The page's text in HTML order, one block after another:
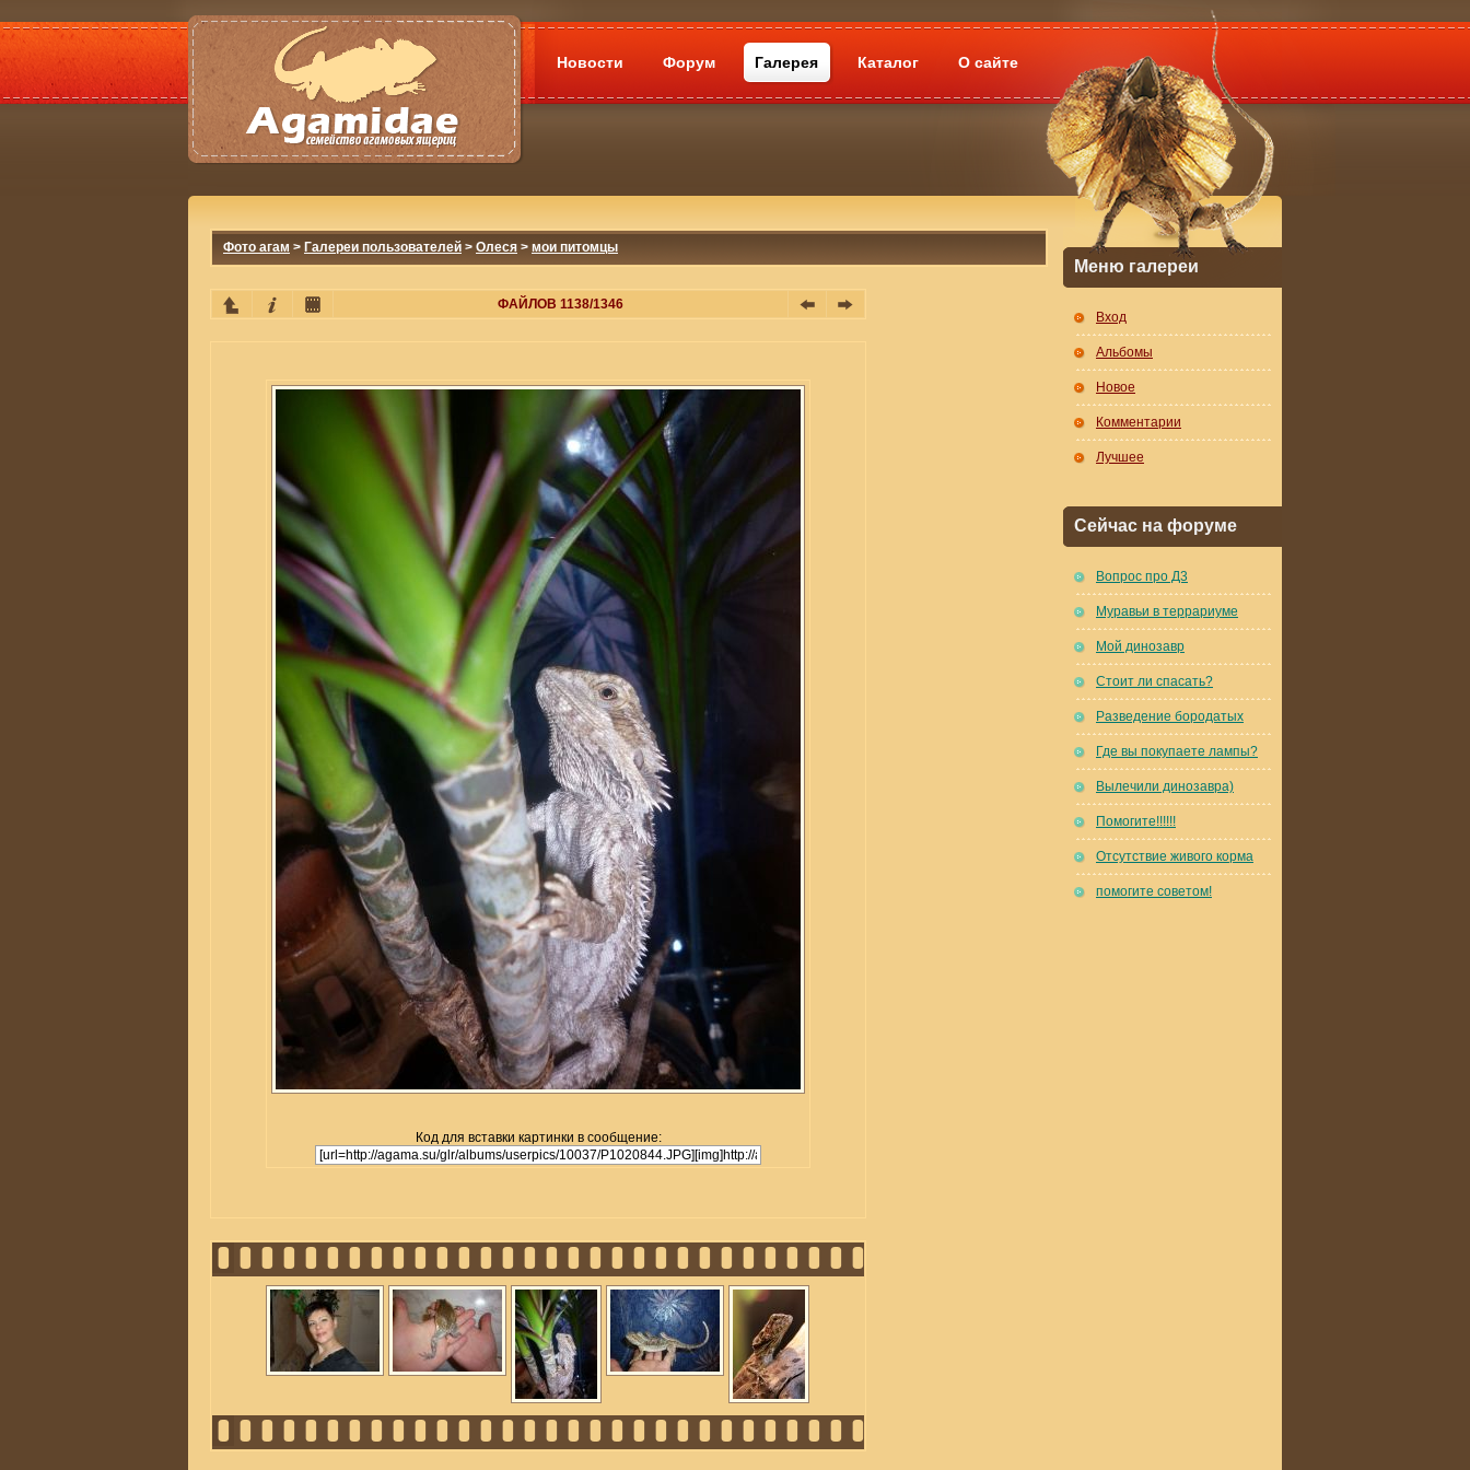
Новости Форум Галерея Каталог О сайте
Фото агам > Галереи пользователей > Олеся > мои питомцы
ФАЙЛОВ 1138/1346
Код для вставки картинки в сообщение:
Меню галереи
Вход
Альбомы
Новое
Комментарии
Лучшее
Сейчас на форуме
Вопрос про Д3
Муравьи в террариуме
Мой динозавр
Стоит ли спасать?
Разведение бородатых
Где вы покупаете лампы?
Вылечили динозавра)
Помогите!!!!!!
Отсутствие живого корма
помогите советом!